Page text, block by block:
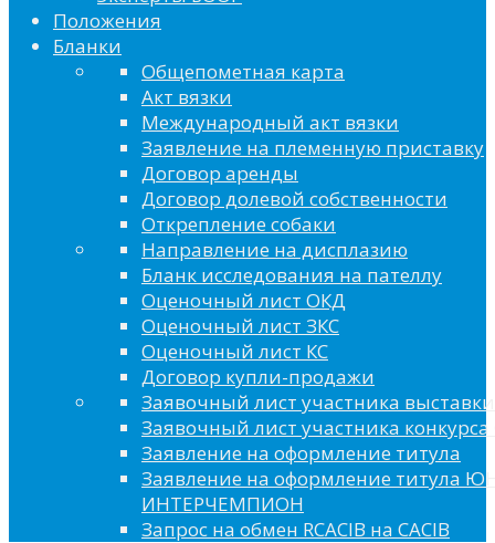
Положения
Бланки
Общепометная карта
Акт вязки
Международный акт вязки
Заявление на племенную приставку
Договор аренды
Договор долевой собственности
Открепление собаки
Направление на дисплазию
Бланк исследования на пателлу
Оценочный лист ОКД
Оценочный лист ЗКС
Оценочный лист КС
Договор купли-продажи
Заявочный лист участника выставки
Заявочный лист участника конкурса
Заявление на оформление титула
Заявление на оформление титула
ИНТЕРЧЕМПИОН
Запрос на обмен RCACIB на CACIB